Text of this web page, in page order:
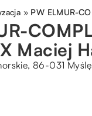
» PW ELMUR-
Maciej
86-031